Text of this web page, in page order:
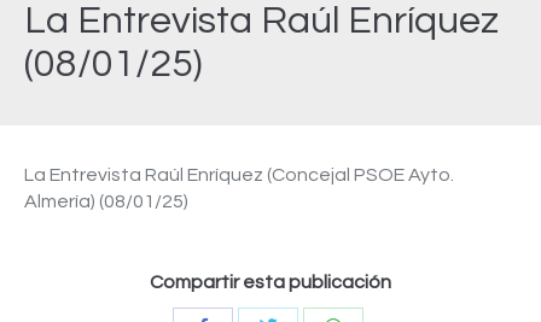
La Entrevista Raúl Enríquez
(08/01/25)
La Entrevista Raúl Enríquez (Concejal PSOE Ayto.
Almería) (08/01/25)
Compartir esta publicación